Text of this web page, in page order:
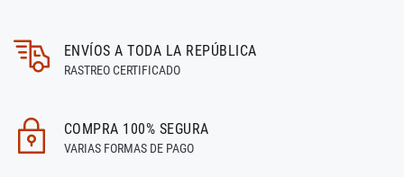
ENVÍOS A TODA LA REPÚBLICA
RASTREO CERTIFICADO
COMPRA 100% SEGURA
VARIAS FORMAS DE PAGO